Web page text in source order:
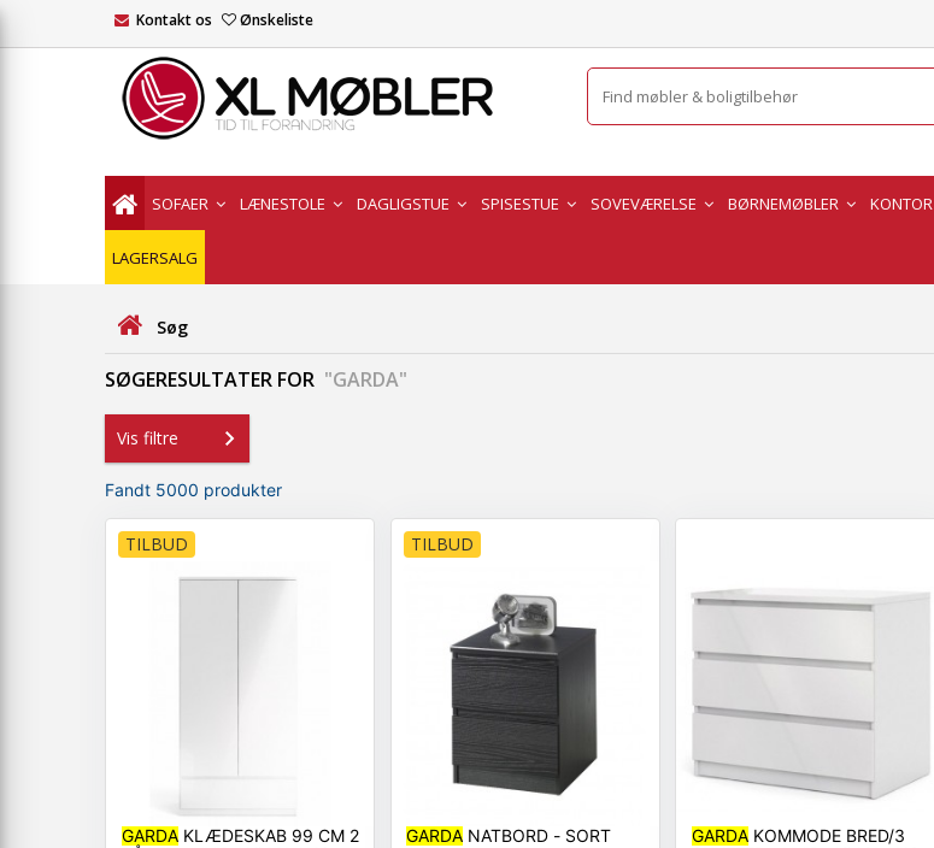
Kontakt os Ønskeliste
SOFAER LÆNESTOLE DAGLIGSTUE SPISESTUE SOVEVÆRELSE BØRNEMØBLER KONTOR
LAGERSALG
Søg
SØGERESULTATER FOR "GARDA"
Vis filtre
Fandt 5000 produkter
TILBUD
GARDAKLÆDESKAB 99 CM 2
TILBUD
GARDA NATBORD - SORT
GARDAKOMMODE BRED/3